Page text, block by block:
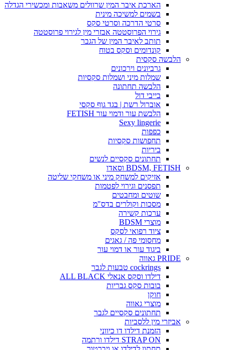
הארכת איבר המין שרוולים משאבות ומכשירי הגדלה
בשמים למשיכה מינית
סרטי הדרכה וסרטי סקס
גירוי הפרוסטטה אבזרי מין לגירוי פרוסטטה
תותב לאיבר המין של הגבר
קונדומים וסקס בטוח
הלבשה סקסית
גרביונים וירכונים
שמלות מיני ושמלות סקסיות
הלבשה תחתונה
בייבי דול
אוברול רשת | בגד גוף סקסי
הלבשת עור ודמוי עור FETISH
Sexy lingerie
כפפות
תחפושות סקסיות
ביריות
תחתונים סקסיים לנשים
BDSM, FETISH וסאדו
אזיקים למשחק מיני או משחקי שליטה
תפסנים וגירוי לפטמות
שוטים ומחבטים
מסכות וקולרים בדס"מ
ערכות קשירה
מוצרי BDSM
ציוד רפואי לסקס
מחסומי פה / גאגים
ביגוד עור או דמוי עור
PRIDE גאווה
cockrings טבעות לגבר
דילדו וסקס אנאלי ALL BLACK
בובות סקס גבריות
חוקן
מוצרי גאווה
תחתונים סקסיים לגבר
אביזרי מין ללסביות
הזמנת דילדו דו כיווני
STRAP ON דילדו ורתמה